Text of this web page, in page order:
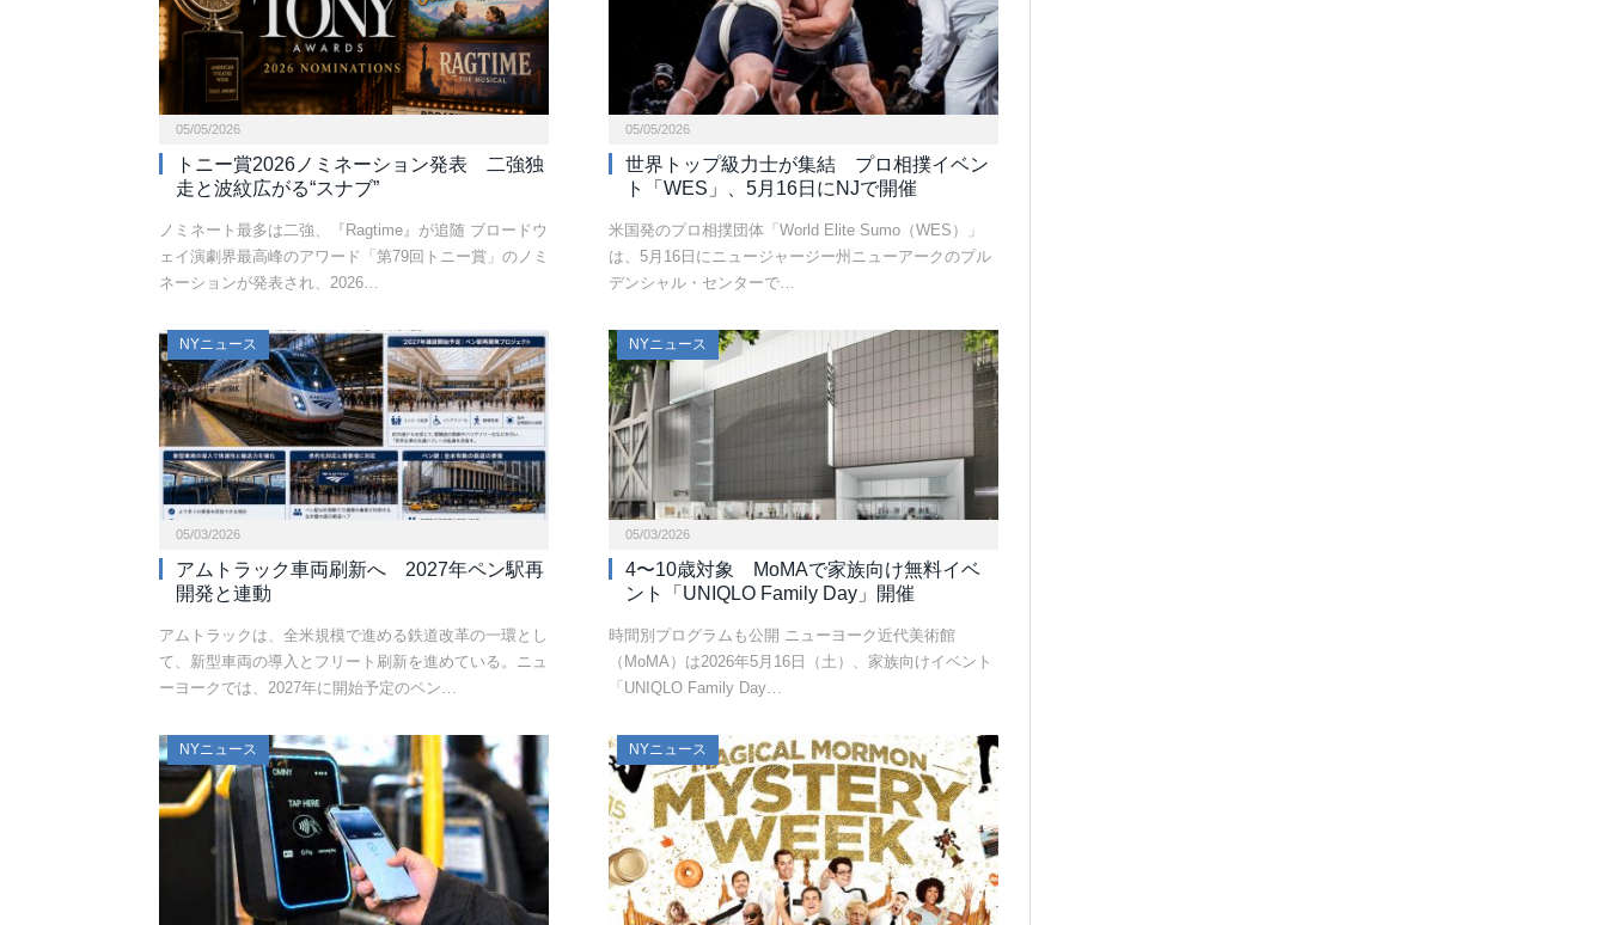
05/05/2026
トニー賞2026ノミネーション発表 二強独
走と波紋広がる“スナブ”
ノミネート最多は二強、『Ragtime』が追随 ブロードウ
ェイ演劇界最高峰のアワード「第79回トニー賞」のノミ
ネーションが発表され、2026…
05/05/2026
世界トップ級力士が集結 プロ相撲イベン
ト「WES」、5月16日にNJで開催
米国発のプロ相撲団体「World Elite Sumo（WES）」
は、5月16日にニュージャージー州ニューアークのプル
デンシャル・センターで…
NYニュース
05/03/2026
アムトラック車両刷新へ 2027年ペン駅再
開発と連動
アムトラックは、全米規模で進める鉄道改革の一環とし
て、新型車両の導入とフリート刷新を進めている。ニュ
ーヨークでは、2027年に開始予定のペン…
NYニュース
05/03/2026
4〜10歳対象 MoMAで家族向け無料イベ
ント「UNIQLO Family Day」開催
時間別プログラムも公開 ニューヨーク近代美術館
（MoMA）は2026年5月16日（土）、家族向けイベント
「UNIQLO Family Day…
NYニュース NYニュース